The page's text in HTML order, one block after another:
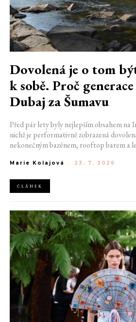
Dovolená je o tom
k sobě. Proč
Dubaj za Šumavu
Před pár lety byly nejlepším obsahem na
nichž je performativně zobrazená
nekonečným bazénem, rooftop barem a
horách. Ranní koupání v lomu. Výlet
Marie Kolajová - 23. 7. 2026
ČLÁNEK